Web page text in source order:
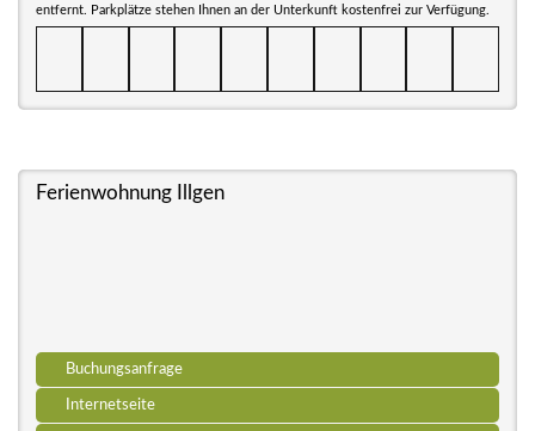
entfernt. Parkplätze stehen Ihnen an der Unterkunft kostenfrei zur Verfügung.
Ferienwohnung Illgen
Buchungsanfrage
Internetseite